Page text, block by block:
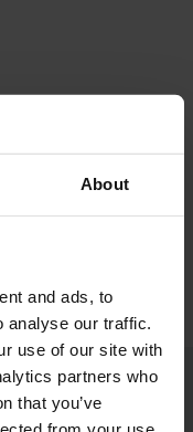
About
and ads, to
analyse our traffic.
use of our site with
partners who
that you’ve
dispozícii s naším